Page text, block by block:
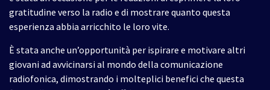
gratitudine verso la radio e di mostrare quanto questa
esperienza abbia arricchito le loro vite.
È stata anche un’opportunità per ispirare e motivare altri
giovani ad avvicinarsi al mondo della comunicazione
radiofonica, dimostrando i molteplici benefici che questa